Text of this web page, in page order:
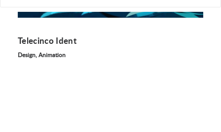
Telecinco Ident
Design, Animation